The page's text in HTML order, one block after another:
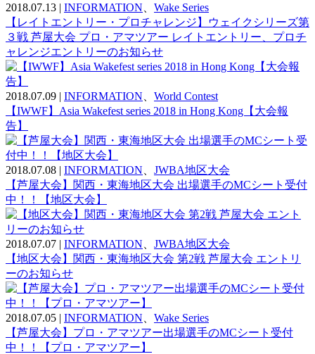
2018.07.13 | INFORMATION
Wake Series
【レイトエントリー・プロチャレンジ】ウェイクシリーズ第
３戦 芦屋大会 プロ・アマツアー レイトエントリー、プロチ
ャレンジエントリーのお知らせ
2018.07.09 | INFORMATION
World Contest
【IWWF】Asia Wakefest series 2018 in Hong Kong【大会報
告】
2018.07.08 | INFORMATION
JWBA地区大会
【芦屋大会】関西・東海地区大会 出場選手のMCシート受付
中！！【地区大会】
2018.07.07 | INFORMATION
JWBA地区大会
【地区大会】関西・東海地区大会 第2戦 芦屋大会 エントリ
ーのお知らせ
2018.07.05 | INFORMATION
Wake Series
【芦屋大会】プロ・アマツアー出場選手のMCシート受付
中！！【プロ・アマツアー】